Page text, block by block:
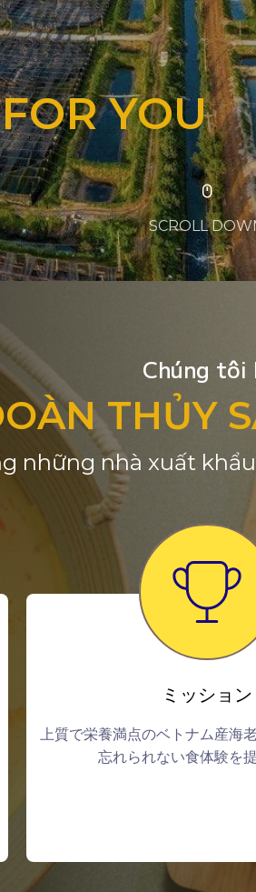
YOU
SCROLL
Chúng tôi
THỦY
những nhà xuất
ミッション
上質で栄養満点のベトナム産海
忘れられない食体験を